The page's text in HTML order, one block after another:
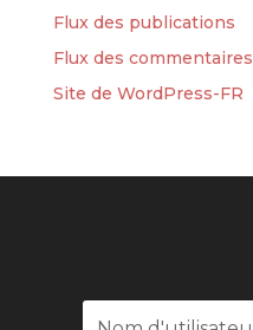
Flux des publications
Flux des commentaires
Site de WordPress-FR